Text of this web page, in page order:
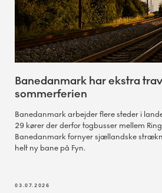
Banedanmark har ekstra
sommerferien
Banedanmark arbejder flere steder i
29 kører der derfor togbusser mellem
Banedanmark fornyer sjællandske
helt ny bane på Fyn.
03.07.2026